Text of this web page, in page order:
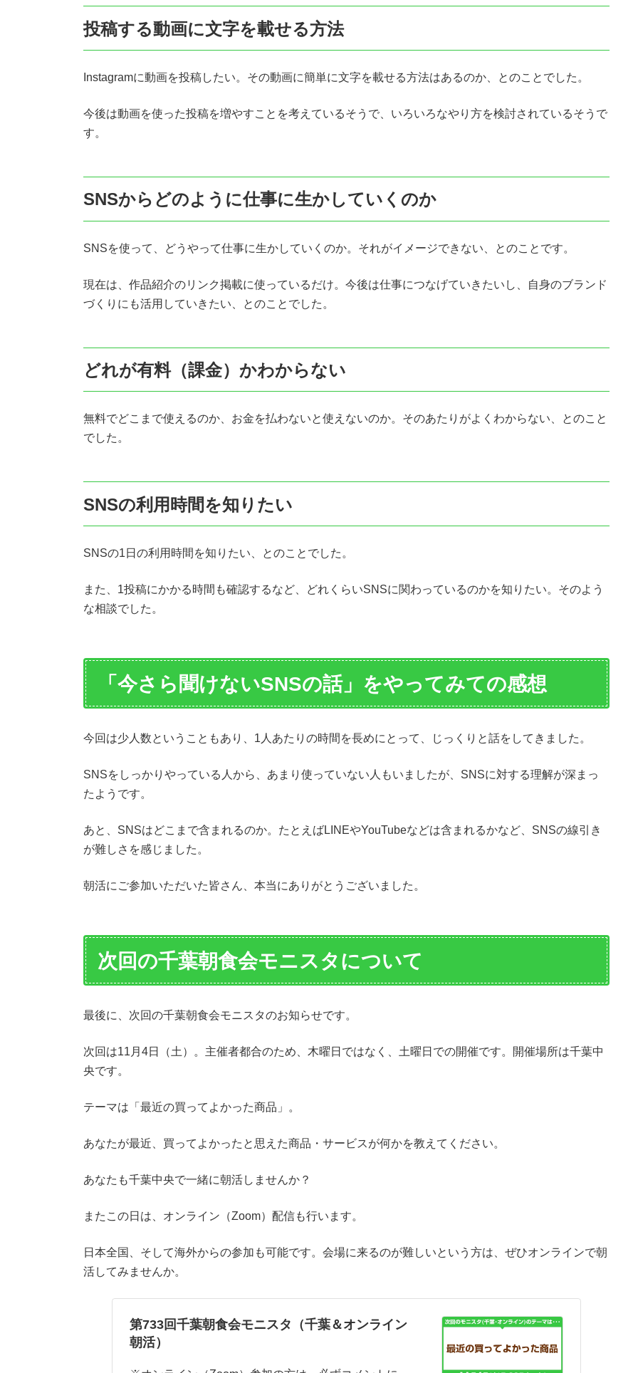
投稿する動画に文字を載せる方法
Instagramに動画を投稿したい。その動画に簡単に文字を載せる方法はあるのか、とのことでした。
今後は動画を使った投稿を増やすことを考えているそうで、いろいろなやり方を検討されているそうで
す。
SNSからどのように仕事に生かしていくのか
SNSを使って、どうやって仕事に生かしていくのか。それがイメージできない、とのことです。
現在は、作品紹介のリンク掲載に使っているだけ。今後は仕事につなげていきたいし、自身のブランド
づくりにも活用していきたい、とのことでした。
どれが有料（課金）かわからない
無料でどこまで使えるのか、お金を払わないと使えないのか。そのあたりがよくわからない、とのこと
でした。
SNSの利用時間を知りたい
SNSの1日の利用時間を知りたい、とのことでした。
また、1投稿にかかる時間も確認するなど、どれくらいSNSに関わっているのかを知りたい。そのよう
な相談でした。
「今さら聞けないSNSの話」をやってみての感想
今回は少人数ということもあり、1人あたりの時間を長めにとって、じっくりと話をしてきました。
SNSをしっかりやっている人から、あまり使っていない人もいましたが、SNSに対する理解が深まっ
たようです。
あと、SNSはどこまで含まれるのか。たとえばLINEやYouTubeなどは含まれるかなど、SNSの線引き
が難しさを感じました。
朝活にご参加いただいた皆さん、本当にありがとうございました。
次回の千葉朝食会モニスタについて
最後に、次回の千葉朝食会モニスタのお知らせです。
次回は11月4日（土）。主催者都合のため、木曜日ではなく、土曜日での開催です。開催場所は千葉中
央です。
テーマは「最近の買ってよかった商品」。
あなたが最近、買ってよかったと思えた商品・サービスが何かを教えてください。
あなたも千葉中央で一緒に朝活しませんか？
またこの日は、オンライン（Zoom）配信も行います。
日本全国、そして海外からの参加も可能です。会場に来るのが難しいという方は、ぜひオンラインで朝
活してみませんか。
第733回千葉朝食会モニスタ（千葉＆オンライン
朝活）